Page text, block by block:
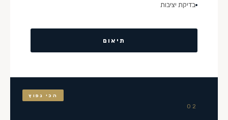
בדיקת יציבות
תיאום
הכי נפוץ
02